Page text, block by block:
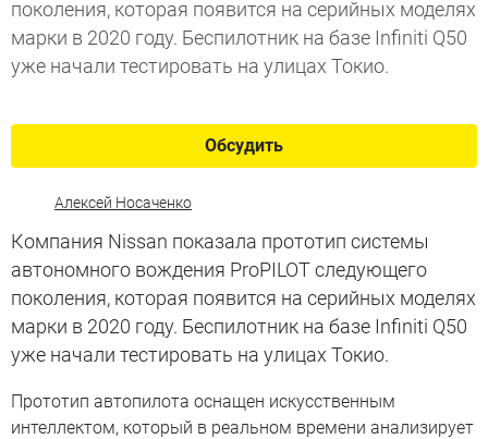
поколения, которая появится на серийных моделях
марки в 2020 году. Беспилотник на базе Infiniti Q50
уже начали тестировать на улицах Токио.
Обсудить
Алексей Носаченко
Компания Nissan показала прототип системы
автономного вождения ProPILOT следующего
поколения, которая появится на серийных моделях
марки в 2020 году. Беспилотник на базе Infiniti Q50
уже начали тестировать на улицах Токио.
Прототип автопилота оснащен искусственным
интеллектом, который в реальном времени анализирует